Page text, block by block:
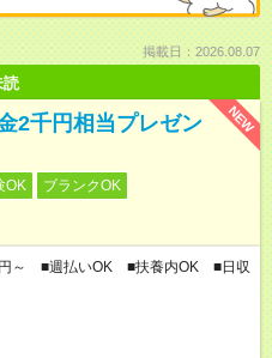
掲載日：2026.08.07
読
NEW
2千円相当プレゼン
OK
ブランクOK
円～ ■週払いOK ■扶養内OK ■日収